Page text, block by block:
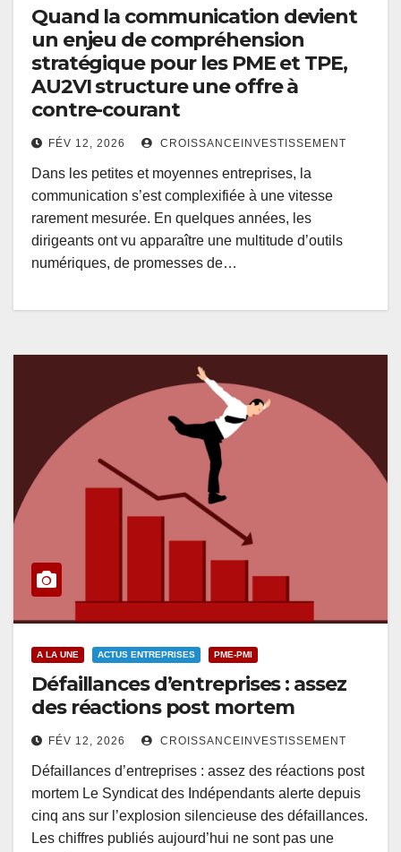
Quand la communication devient
un enjeu de compréhension
stratégique pour les PME et TPE,
AU2VI structure une offre à
contre-courant
FÉV 12, 2026 CROISSANCEINVESTISSEMENT
Dans les petites et moyennes entreprises, la
communication s’est complexifiée à une vitesse
rarement mesurée. En quelques années, les
dirigeants ont vu apparaître une multitude d’outils
numériques, de promesses de…
A LA UNE ACTUS ENTREPRISES PME-PMI
Défaillances d’entreprises : assez
des réactions post mortem
FÉV 12, 2026 CROISSANCEINVESTISSEMENT
Défaillances d’entreprises : assez des réactions post
mortem Le Syndicat des Indépendants alerte depuis
cinq ans sur l’explosion silencieuse des défaillances.
Les chiffres publiés aujourd’hui ne sont pas une